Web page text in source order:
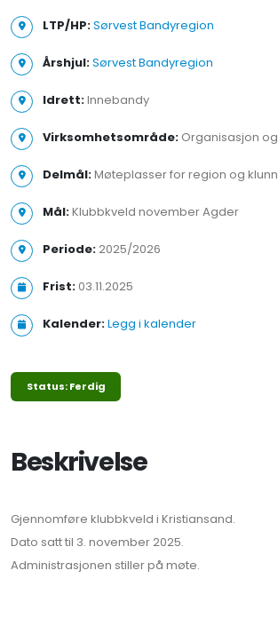
LTP/HP:Sørvest Bandyregion
Årshjul:Sørvest Bandyregion
Idrett:Innebandy
Virksomhetsområde: Organisasjon
Delmål:Møteplasser for region og klunn
Mål:Klubbkveld november Agder
Periode:2025/2026
Frist: 03.11.2025
Kalender:Legg i kalender
Status: Ferdig
Beskrivelse
Gjennomføre klubbkveld i Kristiansand.
Dato satt til 3. november 2025.
Administrasjonen stiller på møte.